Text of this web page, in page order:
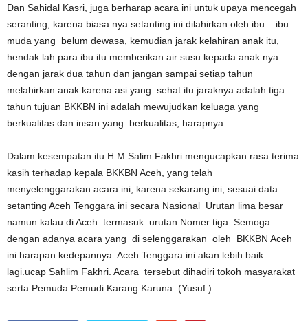
Dan Sahidal Kasri, juga berharap acara ini untuk upaya mencegah
seranting, karena biasa nya setanting ini dilahirkan oleh ibu – ibu
muda yang belum dewasa, kemudian jarak kelahiran anak itu,
hendak lah para ibu itu memberikan air susu kepada anak nya
dengan jarak dua tahun dan jangan sampai setiap tahun
melahirkan anak karena asi yang sehat itu jaraknya adalah tiga
tahun tujuan BKKBN ini adalah mewujudkan keluaga yang
berkualitas dan insan yang berkualitas, harapnya.
Dalam kesempatan itu H.M.Salim Fakhri mengucapkan rasa terima
kasih terhadap kepala BKKBN Aceh, yang telah
menyelenggarakan acara ini, karena sekarang ini, sesuai data
setanting Aceh Tenggara ini secara Nasional Urutan lima besar
namun kalau di Aceh termasuk urutan Nomer tiga. Semoga
dengan adanya acara yang di selenggarakan oleh BKKBN Aceh
ini harapan kedepannya Aceh Tenggara ini akan lebih baik
lagi.ucap Sahlim Fakhri. Acara tersebut dihadiri tokoh masyarakat
serta Pemuda Pemudi Karang Karuna. (Yusuf )